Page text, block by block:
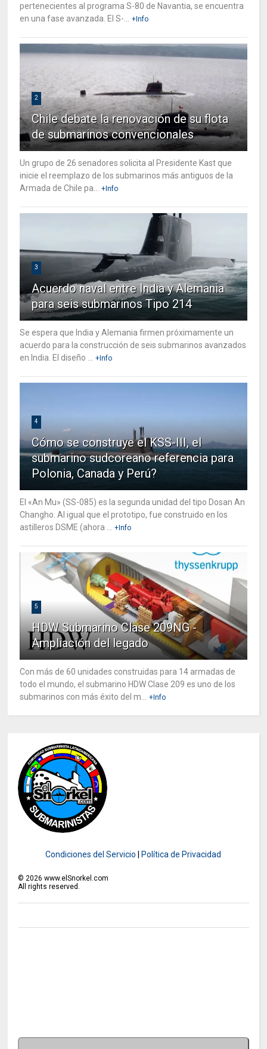
pertenecientes al programa S-80 de Navantia, se encuentra
en una fase avanzada. El S-...
+Info
2
Chile debate la renovación de su flota
de submarinos convencionales
Un grupo de 26 senadores solicita al Presidente Kast que
inicie el reemplazo de los submarinos más antiguos de la
Armada de Chile pa...
+Info
3
Acuerdo naval entre India y Alemania
para seis submarinos Tipo 214
Se espera que India y Alemania firmen próximamente un
acuerdo para la construcción de seis submarinos avanzados
en India. El diseño ...
+Info
4
Cómo se construye el KSS-III, el
submarino sudcoreano referencia para
Polonia, Canada y Perú?
El «An Mu» (SS-085) es la segunda unidad del tipo Dosan An
Changho. Al igual que el prototipo, fue construido en los
astilleros DSME (ahora ...
+Info
5
HDW Submarino Clase 209NG -
Ampliación del legado
Con más de 60 unidades construidas para 14 armadas de
todo el mundo, el submarino HDW Clase 209 es uno de los
submarinos con más éxito del m...
+Info
Condiciones del Servicio Política de Privacidad
© 2026 www.elSnorkel.com
All rights reserved.